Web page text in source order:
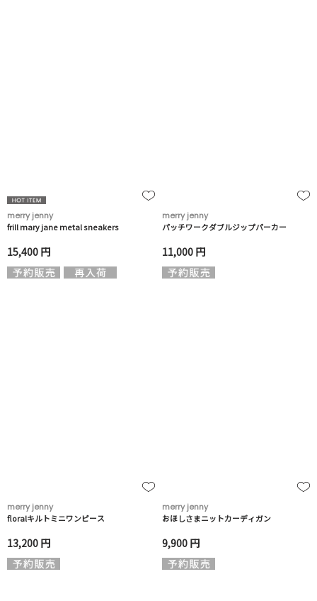
merry jenny
frill mary jane metal sneakers
15,400 円
merry jenny
パッチワークダブルジップパーカー
11,000 円
merry jenny
floralキルトミニワンピース
13,200 円
merry jenny
おほしさまニットカーディガン
9,900 円